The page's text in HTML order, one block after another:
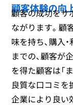
顧客体験の向
顧客の成功をサ
ながります。顧
味を持ち、購入
までの、顧客が
を得た顧客は「
良質な口コミを
企業により良い